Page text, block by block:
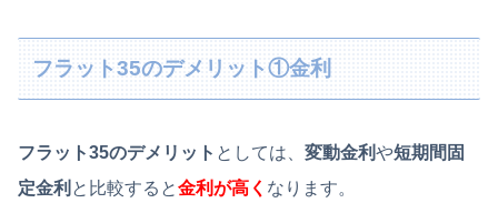
フラット35のデメリット①金利
フラット35のデメリット としては、 変動金利や短期間固
定金利 と比較すると金利が高く なります。